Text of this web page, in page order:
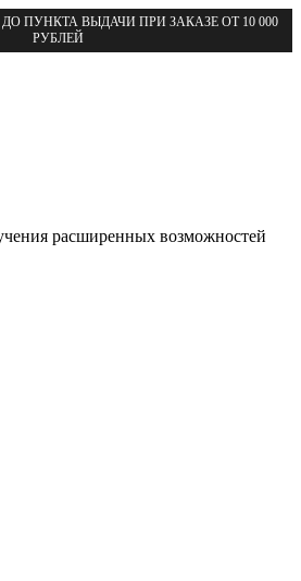
ПУНКТА ВЫДАЧИ ПРИ ЗАКАЗЕ ОТ 10 000
РУБЛЕЙ
расширенных возможностей